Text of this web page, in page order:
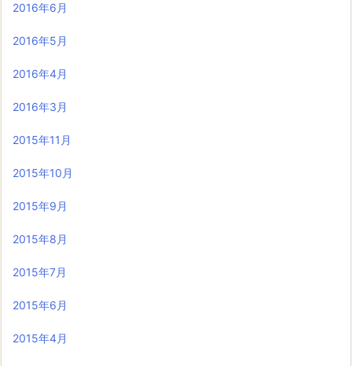
2016年6月
2016年5月
2016年4月
2016年3月
2015年11月
2015年10月
2015年9月
2015年8月
2015年7月
2015年6月
2015年4月